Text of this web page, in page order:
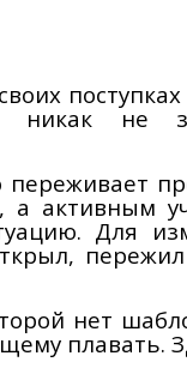
никак не
а активным
Для
нет
плавать.